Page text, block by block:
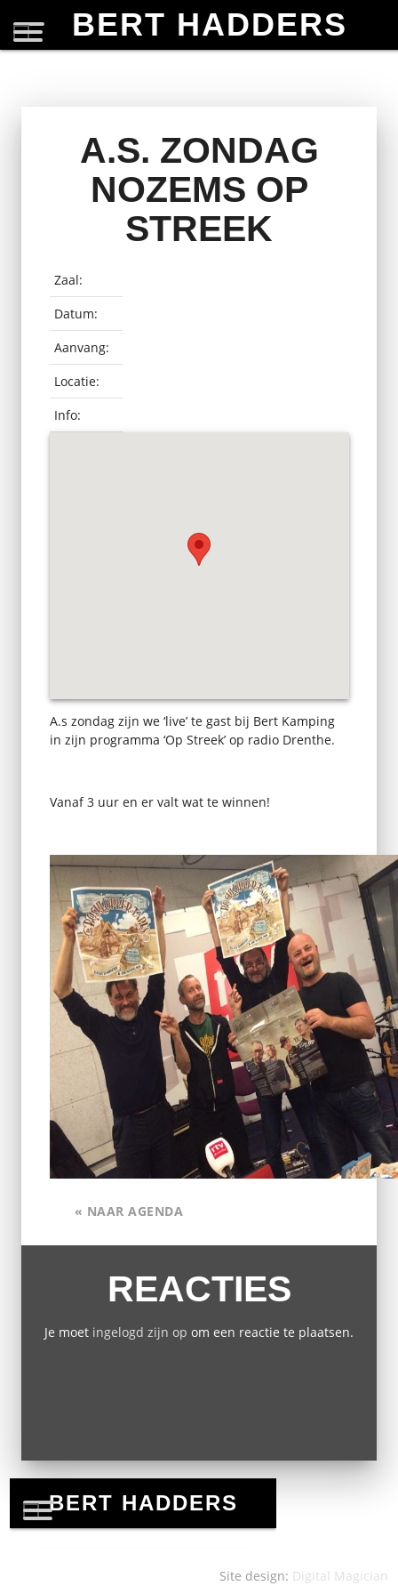
BERT HADDERS
A.S. ZONDAG
NOZEMS OP
STREEK
Zaal:
Datum:
Aanvang:
Locatie:
Info:
A.s zondag zijn we ‘live’ te gast bij Bert Kamping
in zijn programma ‘Op Streek’ op radio Drenthe.
Vanaf 3 uur en er valt wat te winnen!
« NAAR AGENDA
REACTIES
Je moet ingelogd zijn op om een reactie te plaatsen.
Site design: Digital Magician